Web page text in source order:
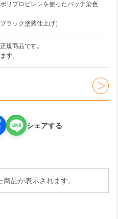
リプロピレンを使ったバッチ染色
ラック塗装仕上げ）
規商品です。
す。
シェアする
品が表示されます。